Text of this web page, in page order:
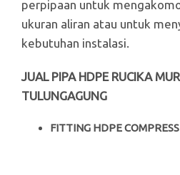
perpipaan untuk
ukuran aliran atau untuk
kebutuhan instalasi.
JUAL PIPA HDPE RUCIKA
TULUNGAGUNG
FITTING HDPE